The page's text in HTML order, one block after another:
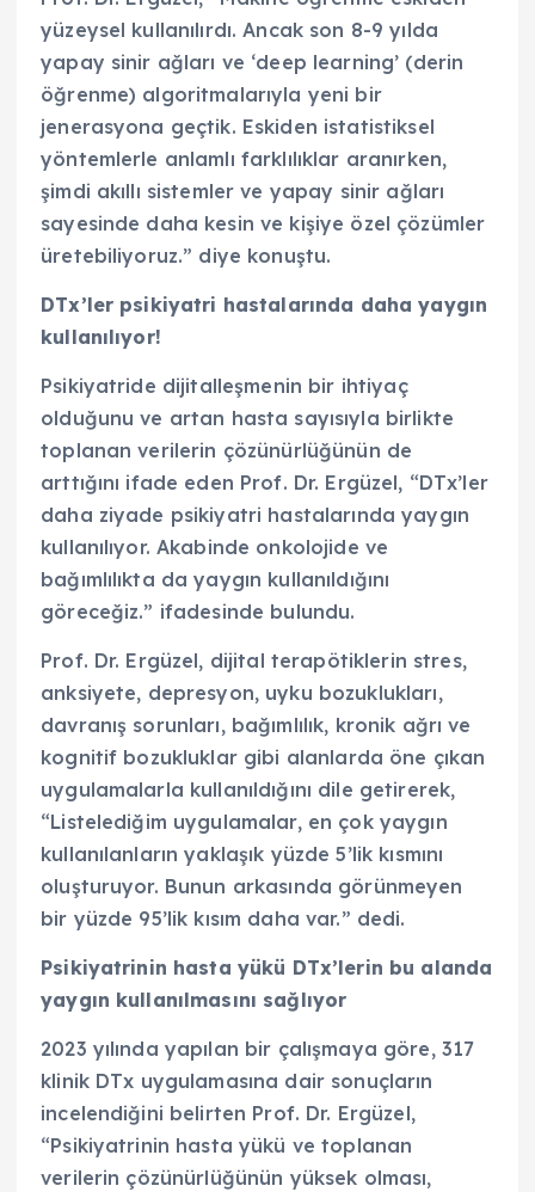
yüzeysel kullanılırdı. Ancak son 8-9 yılda
yapay sinir ağları ve ‘deep learning’ (derin
öğrenme) algoritmalarıyla yeni bir
jenerasyona geçtik. Eskiden istatistiksel
yöntemlerle anlamlı farklılıklar aranırken,
şimdi akıllı sistemler ve yapay sinir ağları
sayesinde daha kesin ve kişiye özel çözümler
üretebiliyoruz.” diye konuştu.
DTx’ler psikiyatri hastalarında daha yaygın
kullanılıyor!
Psikiyatride dijitalleşmenin bir ihtiyaç
olduğunu ve artan hasta sayısıyla birlikte
toplanan verilerin çözünürlüğünün de
arttığını ifade eden Prof. Dr. Ergüzel, “DTx’ler
daha ziyade psikiyatri hastalarında yaygın
kullanılıyor. Akabinde onkolojide ve
bağımlılıkta da yaygın kullanıldığını
göreceğiz.” ifadesinde bulundu.
Prof. Dr. Ergüzel, dijital terapötiklerin stres,
anksiyete, depresyon, uyku bozuklukları,
davranış sorunları, bağımlılık, kronik ağrı ve
kognitif bozukluklar gibi alanlarda öne çıkan
uygulamalarla kullanıldığını dile getirerek,
“Listelediğim uygulamalar, en çok yaygın
kullanılanların yaklaşık yüzde 5’lik kısmını
oluşturuyor. Bunun arkasında görünmeyen
bir yüzde 95’lik kısım daha var.” dedi.
Psikiyatrinin hasta yükü DTx’lerin bu alanda
yaygın kullanılmasını sağlıyor
2023 yılında yapılan bir çalışmaya göre, 317
klinik DTx uygulamasına dair sonuçların
incelendiğini belirten Prof. Dr. Ergüzel,
“Psikiyatrinin hasta yükü ve toplanan
verilerin çözünürlüğünün yüksek olması,